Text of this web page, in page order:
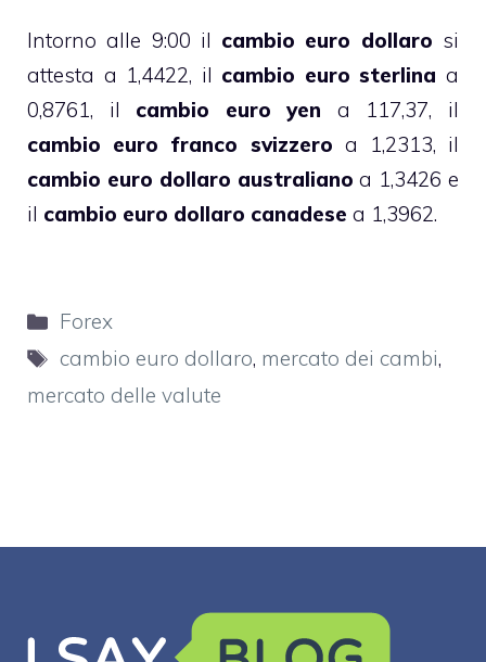
Intorno alle 9:00 il cambio euro dollaro si
attesta a 1,4422, il cambio euro sterlina a
0,8761, il cambio euro yen a 117,37, il
cambio euro franco svizzero a 1,2313, il
cambio euro dollaro australiano a 1,3426 e
il cambio euro dollaro canadese a 1,3962.
Categorie
Forex
Tag
cambio euro dollaro, mercato dei cambi,
mercato delle valute